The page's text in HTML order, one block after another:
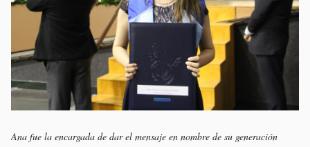
Ana fue la encargada de dar el mensaje en nombre de su generación